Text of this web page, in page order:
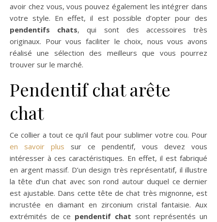
avoir chez vous, vous pouvez également les intégrer dans
votre style. En effet, il est possible d’opter pour des
pendentifs chats, qui sont des accessoires très
originaux. Pour vous faciliter le choix, nous vous avons
réalisé une sélection des meilleurs que vous pourrez
trouver sur le marché.
Pendentif chat arête
chat
Ce collier a tout ce qu’il faut pour sublimer votre cou. Pour
en savoir plus sur ce pendentif, vous devez vous
intéresser à ces caractéristiques. En effet, il est fabriqué
en argent massif. D’un design très représentatif, il illustre
la tête d’un chat avec son rond autour duquel ce dernier
est ajustable. Dans cette tête de chat très mignonne, est
incrustée en diamant en zirconium cristal fantaisie. Aux
extrémités de ce pendentif chat sont représentés un